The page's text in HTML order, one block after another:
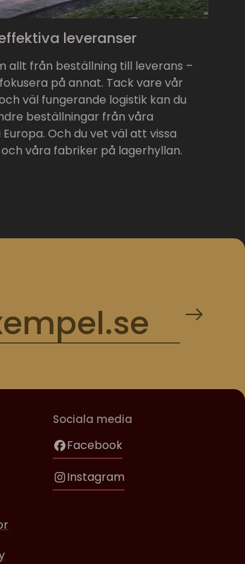
leveranser
allt från beställning till leverans –
på annat. Tack vare vår
väl fungerande logistik kan du
beställningar från våra
Och du vet väl att vissa
våra fabriker på lagerhyllan.
Sociala media
Facebook
Instagram